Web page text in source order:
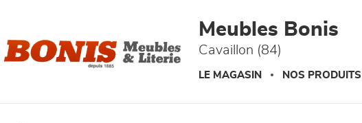
Meubles Bonis
Cavaillon (84)
LE MAGASIN NOS PRODUITS